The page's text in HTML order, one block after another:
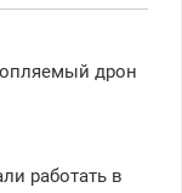
дрон
работать в